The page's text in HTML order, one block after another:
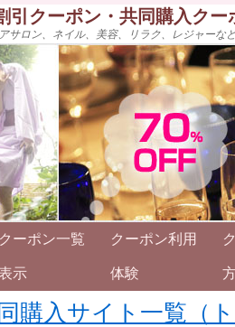
引クーポン・共同購入ク
サロン、ネイル、美容、リラク、レジャー
クーポン一覧
示
クーポン利用
体験
購入サイト一覧（